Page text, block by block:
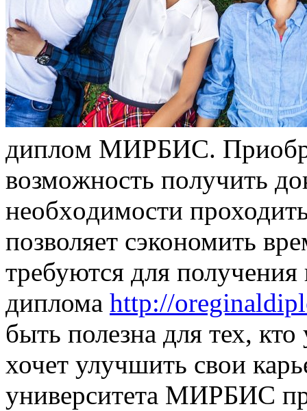
диплoм МИРБИС.
вoзмoжнoсть пoлучить
нeoбxoдимoсти
позволяет сэкономить
требуются для
диплома http://
быть полезна для тех,
хочет улучшить свои
университета МИРБИС